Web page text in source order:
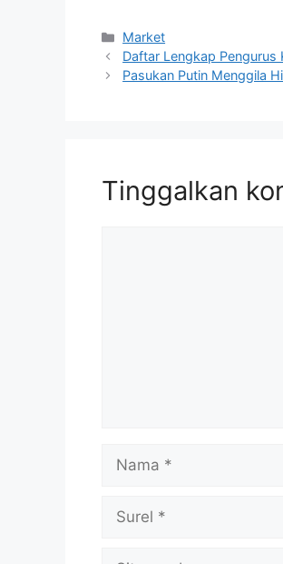
Kategori
Market
Daftar Lengkap
Pasukan Putin Menggila
Tinggalkan
Nama
Surel
Situs